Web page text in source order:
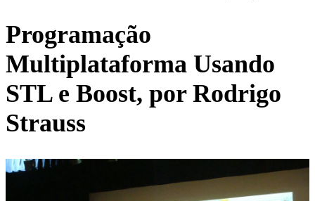
Programação
Multiplataforma Usando
STL e Boost, por Rodrigo
Strauss